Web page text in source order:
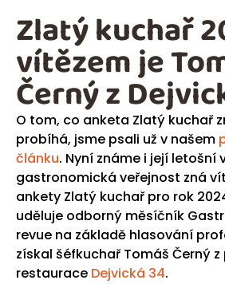
O tom, co anketa Zlatý kuchař
probíhá, jsme psali už v našem
článku. Nyní známe i její letošní
gastronomická veřejnost zná
ankety Zlatý kuchař pro rok
uděluje odborný měsíčník
revue na základě hlasování
získal šéfkuchař Tomáš Černý z
restaurace Dejvická 34.
Zlatý kuchař
vítězem je
Černý z